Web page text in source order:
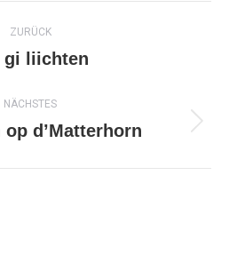
ZURÜCK
Vorheriger
gi liichten
NÄCHSTES
Nächster
d’Matterhorn